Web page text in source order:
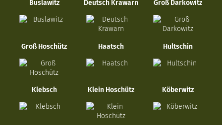
Buslawitz Deutsch Krawarn Groß Darkowitz
Groß Hoschütz Haatsch Hultschin
Klebsch Klein Hoschütz Köberwitz